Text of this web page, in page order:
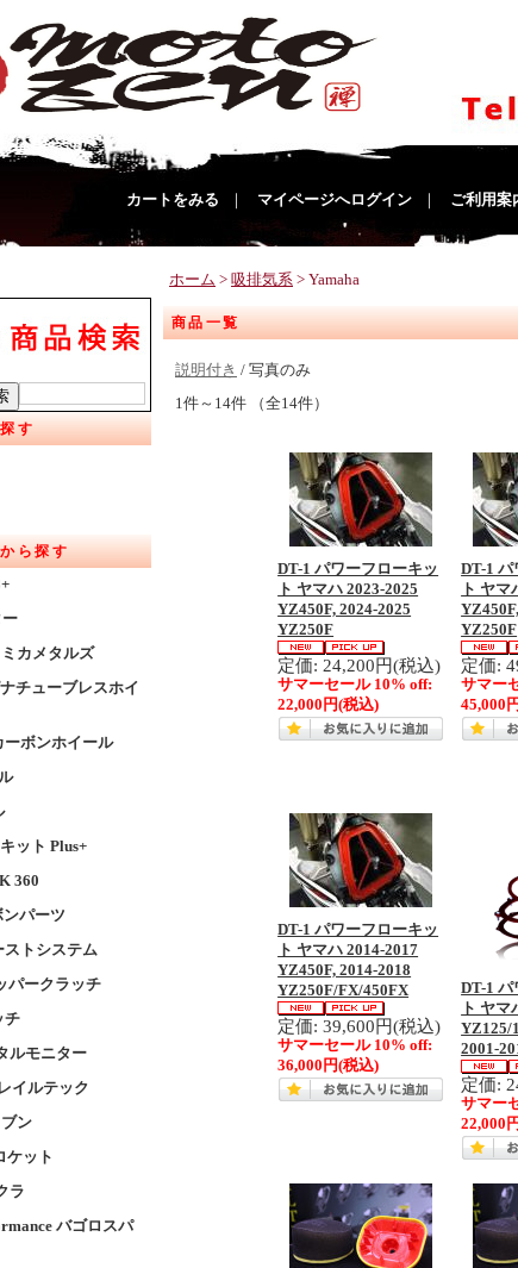
カートをみる マイページへログイン ご利用案
す
ら探す
ー
カメタルズ
チューブレスホイ
ボンホイール
ット Plus+
360
パーツ
ストシステム
パークラッチ
チ
ルモニター
イルテック
ン
ケット
ラ
バゴロスパ
ホーム > 吸排気系 > Yamaha
商品一覧
説明付き / 写真のみ
1件～14件 （全14件）
DT-1 パワーフローキッ
ト ヤマハ 2023-2025
YZ450F, 2024-2025
YZ250F
定価: 24,200円(税込)
サマーセール 10% off:
22,000円(税込)
DT-1 パ
ト ヤマ
YZ250F
定価:
サマー
45,000
DT-1 パワーフローキッ
ト ヤマハ 2014-2017
YZ450F, 2014-2018
YZ250F/FX/450FX
定価: 39,600円(税込)
サマーセール 10% off:
36,000円(税込)
DT-1 パ
ト ヤマ
YZ125/
2001-
定価:
サマー
22,000